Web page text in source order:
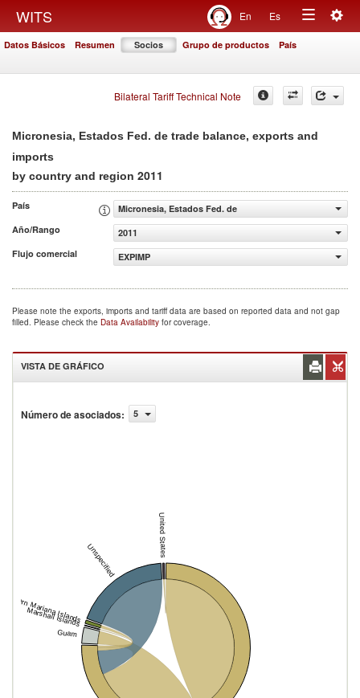
WITS En Es
Toggle
Datos Básicos Resumen Socios Grupo de productos País
Bilateral Tariff Technical Note
Micronesia, Estados Fed. de trade balance, exports and
imports
by country and region 2011
País
Micronesia, Estados Fed. de
Año/Rango
2011
Flujo comercial
EXPIMP
Please note the exports, imports and tariff data are based on reported data and not gap
filled. Please check the Data Availability for coverage.
VISTA DE GRÁFICO
Número de asociados: 5
Guam
Marshall Islands
Northern Mariana Islands
Unspecified
United States